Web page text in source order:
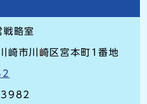
戦略室
市川崎区宮本町1番地
3982